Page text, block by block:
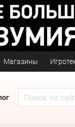
Магазины